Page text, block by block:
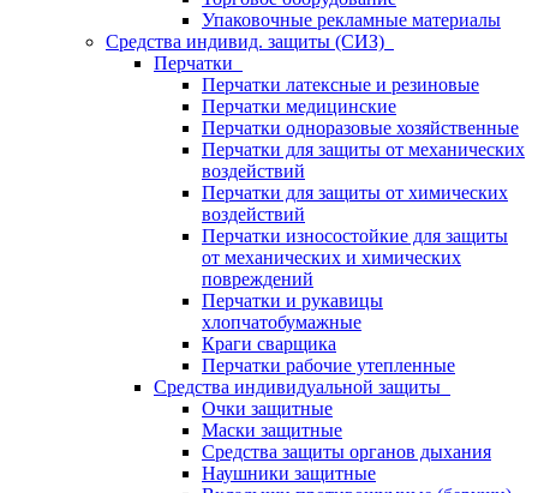
Упаковочные рекламные материалы
Средства индивид. защиты (СИЗ)
Перчатки
Перчатки латексные и резиновые
Перчатки медицинские
Перчатки одноразовые хозяйственные
Перчатки для защиты от механических
воздействий
Перчатки для защиты от химических
воздействий
Перчатки износостойкие для защиты
от механических и химических
повреждений
Перчатки и рукавицы
хлопчатобумажные
Краги сварщика
Перчатки рабочие утепленные
Средства индивидуальной защиты
Очки защитные
Маски защитные
Средства защиты органов дыхания
Наушники защитные